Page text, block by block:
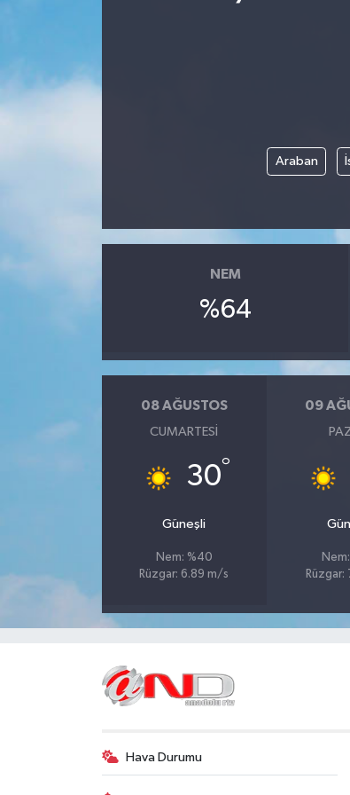
Araban
NEM
%64
08 AĞUSTOS
CUMARTESI
30°
Güneşli
Nem: %40
Rüzgar: 6.89 m/s
09
Nem:
Rüzgar:
Hava Durumu
Teknoloji